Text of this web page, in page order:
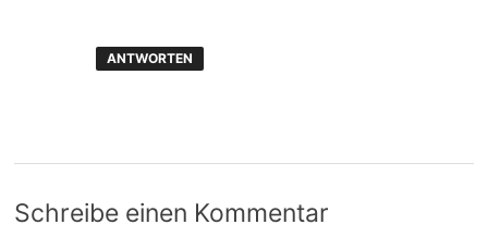
ANTWORTEN
Schreibe einen Kommentar